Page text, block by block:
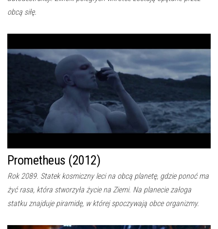
obcą siłę.
Prometheus (2012)
Rok 2089. Statek kosmiczny leci na obcą planetę, gdzie ponoć ma
żyć rasa, która stworzyła życie na Ziemi. Na planecie załoga
statku znajduje piramidę, w której spoczywają obce organizmy.